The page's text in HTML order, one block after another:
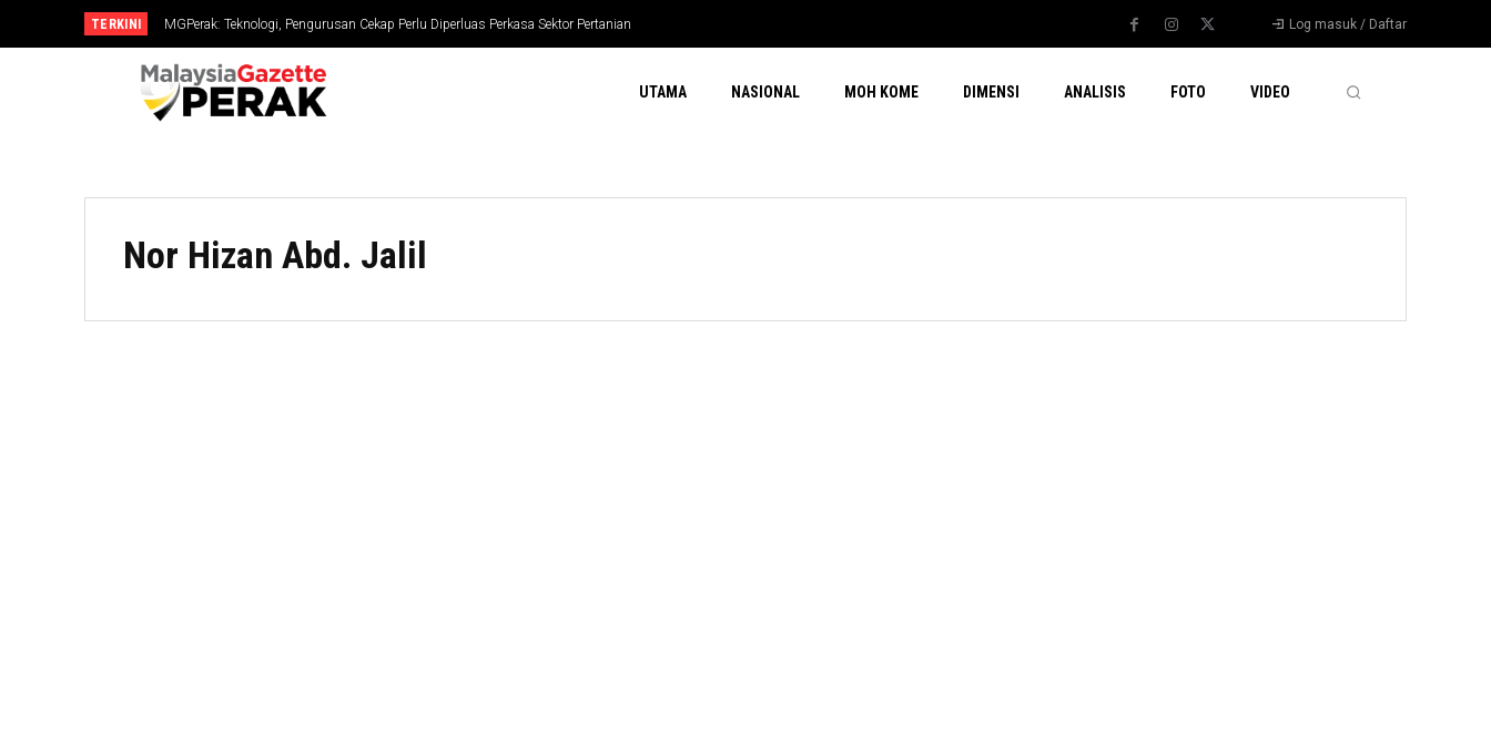
TERKINI MGPerak: Teknologi, Pengurusan Cekap Perlu Diperluas Perkasa Sektor Pertanian Log masuk / Daftar
UTAMA NASIONAL MOH KOME DIMENSI ANALISIS FOTO VIDEO
Nor Hizan Abd. Jalil